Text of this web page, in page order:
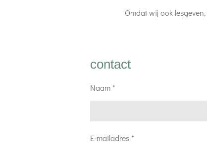
Omdat wij ook
contact
Naam *
E-mailadres *